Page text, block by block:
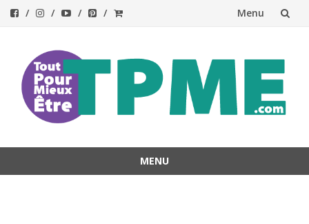
Menu
contenu
MENU